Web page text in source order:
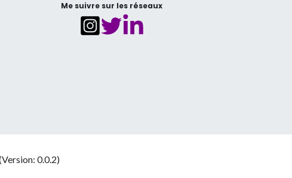
Me suivre sur les réseaux
0.0.2)